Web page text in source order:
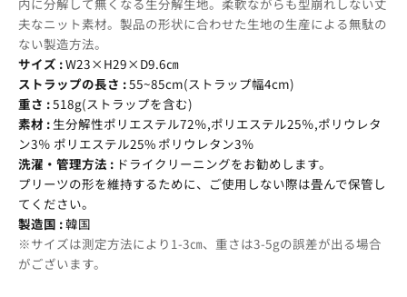
夫なニット素材。製品の形状に合わせた生地の生産による無駄の
ない製造方法。
サイズ :W23×H29×D9.6㎝
ストラップの長さ :55~85cm(ストラップ幅4cm)
重さ :518g(ストラップを含む)
素材 : 生分解性ポリエステル72％,ポリエステル25％,ポリウレタ
ン3％ ポリエステル25% ポリウレタン3％
洗濯・管理方法 : ドライクリーニングをお勧めします。
プリーツの形を維持するために、ご使用しない際は畳んで保管し
てください。
製造国 :韓国
※サイズは測定方法により1-3㎝、重さは3-5gの誤差が出る場合
がございます。